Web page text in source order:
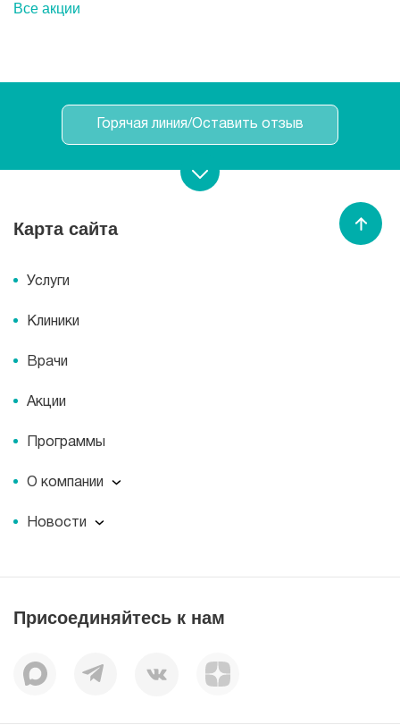
Все акции
Горячая линия/Оставить отзыв
Записаться на прием
Вызвать врача
Карта сайта
Услуги
Клиники
Врачи
Акции
Программы
О компании
О компании
Пациентам
Миссия
Корпоративная социальная ответственность
Наши преимущества
Новости
Пресс-центр
Присоединяйтесь к нам